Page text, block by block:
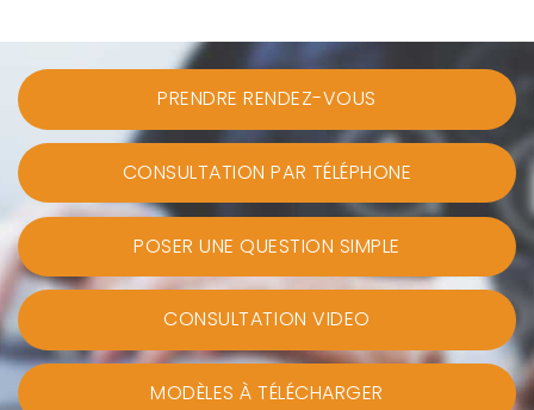
PRENDRE RENDEZ-VOUS
CONSULTATION PAR TÉLÉPHONE
POSER UNE QUESTION SIMPLE
CONSULTATION VIDEO
MODÈLES À TÉLÉCHARGER